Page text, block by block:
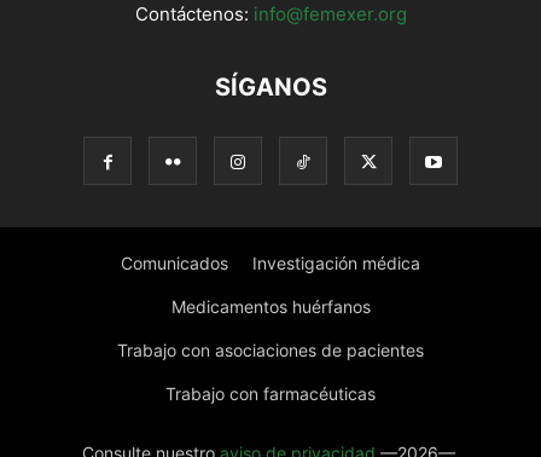
Contáctenos: info@femexer.org
SÍGANOS
Comunicados Investigación médica
Medicamentos huérfanos
Trabajo con asociaciones de pacientes
Trabajo con farmacéuticas
Consulte nuestro aviso de privacidad —2026—.